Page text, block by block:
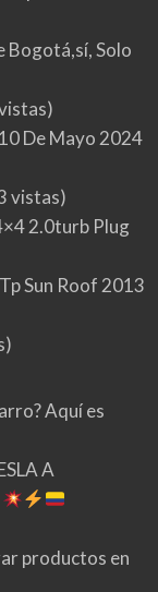
Bogotá,sí, Solo
De Mayo 2024
vistas)
2.0turb Plug
Sun Roof 2013
Aquí es
A
productos en